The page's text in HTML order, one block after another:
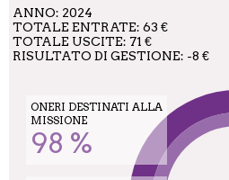
ONERI DESTINATI ALLA
MISSIONE
98 %
ANNO: 2024
TOTALE ENTRATE: 63 €
TOTALE USCITE: 71 €
RISULTATO DI GESTIONE: -8 €